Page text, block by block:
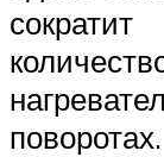
сократит
поворотах.